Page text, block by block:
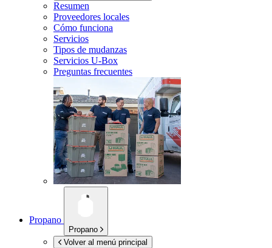
Resumen
Proveedores locales
Cómo funciona
Servicios
Tipos de mudanzas
Servicios U-Box
Preguntas frecuentes
Propano
Propano
Volver al menú principal